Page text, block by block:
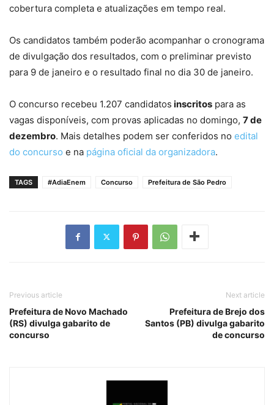
cobertura completa e atualizações em tempo real.
Os candidatos também poderão acompanhar o cronograma
de divulgação dos resultados, com o preliminar previsto
para 9 de janeiro e o resultado final no dia 30 de janeiro.
O concurso recebeu 1.207 candidatos inscritos para as
vagas disponíveis, com provas aplicadas no domingo, 7 de
dezembro. Mais detalhes podem ser conferidos no edital
do concurso e na página oficial da organizadora.
TAGS #AdiaEnem Concurso Prefeitura de São Pedro
Previous article
Prefeitura de Novo Machado
(RS) divulga gabarito de
concurso
Next article
Prefeitura de Brejo dos
Santos (PB) divulga gabarito
de concurso